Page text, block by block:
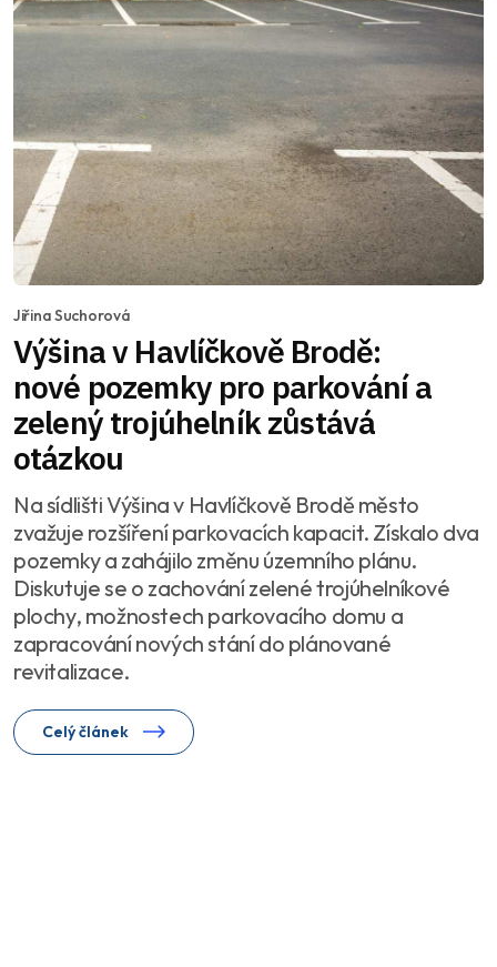
Jiřina Suchorová
Výšina v Havlíčkově Brodě:
nové pozemky pro parkování a
zelený trojúhelník zůstává
otázkou
Na sídlišti Výšina v Havlíčkově Brodě město
zvažuje rozšíření parkovacích kapacit. Získalo dva
pozemky a zahájilo změnu územního plánu.
Diskutuje se o zachování zelené trojúhelníkové
plochy, možnostech parkovacího domu a
zapracování nových stání do plánované
revitalizace.
Celý článek